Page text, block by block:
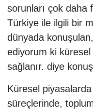
sorunları çok daha
Türkiye ile ilgili bir
dünyada
ediyorum ki
sağlanır. diye
Küresel
süreçlerinde,